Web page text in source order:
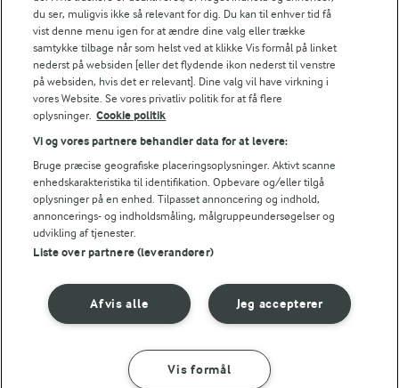
30 MIN
Banh Mi salat
(44)
1 TIME
Tikka masala
(2)
du ser, muligvis ikke så relevant for dig. Du kan til enhver tid få
vist denne menu igen for at ændre dine valg eller trække
samtykke tilbage når som helst ved at klikke Vis formål på linket
nederst på websiden [eller det flydende ikon nederst til venstre
på websiden, hvis det er relevant]. Dine valg vil have virkning i
vores Website. Se vores privatliv politik for at få flere
oplysninger. Cookie politik
Vi og vores partnere behandler data for at levere:
Bruge præcise geografiske placeringsoplysninger. Aktivt scanne
enhedskarakteristika til identifikation. Opbevare og/eller tilgå
oplysninger på en enhed. Tilpasset annoncering og indhold,
annoncerings- og indholdsmåling, målgruppeundersøgelser og
udvikling af tjenester.
Liste over partnere (leverandører)
Jeg accepterer
Afvis alle
Vis formål